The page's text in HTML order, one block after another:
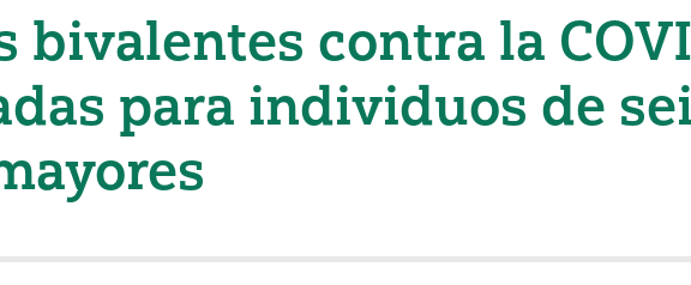
bivalentes contra la
para individuos de